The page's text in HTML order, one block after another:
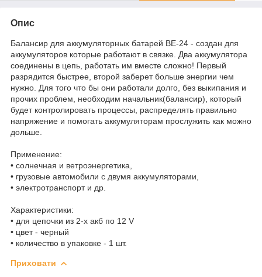
Опис
Балансир для аккумуляторных батарей BE-24 - создан для
аккумуляторов которые работают в связке. Два аккумулятора
соединены в цепь, работать им вместе сложно! Первый
разрядится быстрее, второй заберет больше энергии чем
нужно. Для того что бы они работали долго, без выкипания и
прочих проблем, необходим начальник(балансир), который
будет контролировать процессы, распределять правильно
напряжение и помогать аккумуляторам прослужить как можно
дольше.
Применение:
• солнечная и ветроэнергетика,
• грузовые автомобили с двумя аккумуляторами,
• электротранспорт и др.
Характеристики:
• для цепочки из 2‑х акб по 12 V
• цвет - черный
• количество в упаковке - 1 шт.
Приховати